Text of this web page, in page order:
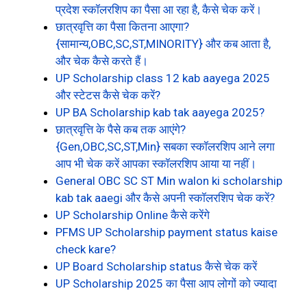
प्रदेश स्कॉलरशिप का पैसा आ रहा है, कैसे चेक करें।
छात्रवृत्ति का पैसा कितना आएगा?
{सामान्य,OBC,SC,ST,MINORITY} और कब आता है,
और चेक कैसे करते हैं।
UP Scholarship class 12 kab aayega 2025
और स्टेटस कैसे चेक करें?
UP BA Scholarship kab tak aayega 2025?
छात्रवृत्ति के पैसे कब तक आएंगे?
{Gen,OBC,SC,ST,Min} सबका स्कॉलरशिप आने लगा
आप भी चेक करें आपका स्कॉलरशिप आया या नहीं।
General OBC SC ST Min walon ki scholarship
kab tak aaegi और कैसे अपनी स्कॉलरशिप चेक करें?
UP Scholarship Online कैसे करेंगे
PFMS UP Scholarship payment status kaise
check kare?
UP Board Scholarship status कैसे चेक करें
UP Scholarship 2025 का पैसा आप लोगों को ज्यादा